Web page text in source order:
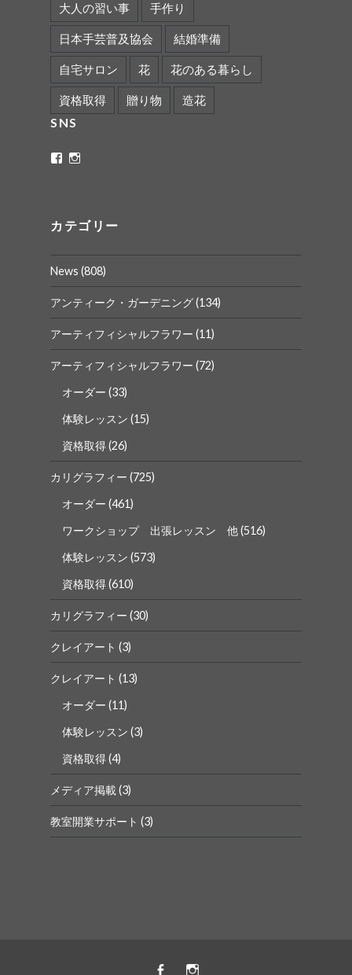
大人の習い事 手作り
日本手芸普及協会 結婚準備
自宅サロン 花 花のある暮らし
資格取得 贈り物 造花
SNS
ritaflower.calligraphy
ロ
フ
ー
ル
で
表
示
ロ
フ
ー
ル
で
表
示
カテゴリー
News (808)
アンティーク・ガーデニング(134)
アーティフィシャルフラワー (11)
アーティフィシャルフラワー (72)
オーダー (33)
体験レッスン (15)
資格取得(26)
カリグラフィー (725)
オーダー (461)
ワークショップ 出張レッスン 他(516)
体験レッスン (573)
資格取得(610)
カリグラフィー (30)
クレイアート (3)
クレイアート (13)
オーダー (11)
体験レッスン (3)
資格取得(4)
メディア掲載 (3)
教室開業サポート (3)
Facebookinstagram